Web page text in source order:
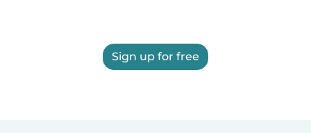
Sign up for free